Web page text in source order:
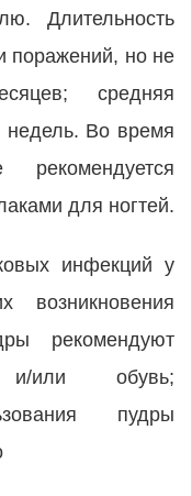
Длительность
поражений, но не
средняя
недель. Во время
для ногтей.
инфекций у
рекомендуют
или обувь;
пудры